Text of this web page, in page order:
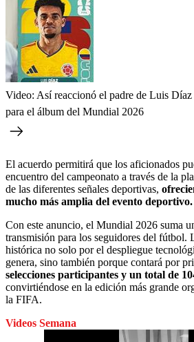
Video: Así reaccionó el padre de Luis
para el álbum del Mundial 2026
El acuerdo permitirá que los aficionados
encuentro del campeonato a través de la
de las diferentes señales deportivas,
mucho más amplia del evento deportivo.
Con este anuncio, el Mundial 2026 suma
transmisión para los seguidores del fútbol.
histórica no solo por el despliegue
genera, sino también porque contará por
selecciones participantes y un total de
convirtiéndose en la edición más grande
la FIFA.
Videos Semana